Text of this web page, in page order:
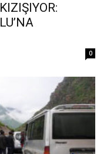
0